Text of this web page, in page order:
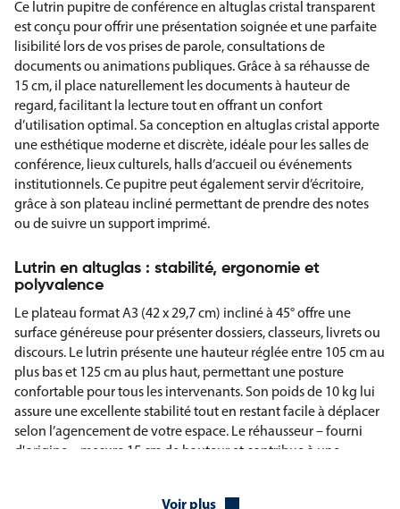
Ce lutrin pupitre de conférence en altuglas cristal transparent
est conçu pour offrir une présentation soignée et une parfaite
lisibilité lors de vos prises de parole, consultations de
documents ou animations publiques. Grâce à sa réhausse de
15 cm, il place naturellement les documents à hauteur de
regard, facilitant la lecture tout en offrant un confort
d’utilisation optimal. Sa conception en altuglas cristal apporte
une esthétique moderne et discrète, idéale pour les salles de
conférence, lieux culturels, halls d’accueil ou événements
institutionnels. Ce pupitre peut également servir d’écritoire,
grâce à son plateau incliné permettant de prendre des notes
ou de suivre un support imprimé.
Lutrin en altuglas : stabilité, ergonomie et
polyvalence
Le plateau format A3 (42 x 29,7 cm) incliné à 45° offre une
surface généreuse pour présenter dossiers, classeurs, livrets ou
discours. Le lutrin présente une hauteur réglée entre 105 cm au
plus bas et 125 cm au plus haut, permettant une posture
confortable pour tous les intervenants. Son poids de 10 kg lui
assure une excellente stabilité tout en restant facile à déplacer
selon l’agencement de votre espace. Le réhausseur – fourni
d'origine – mesure 15 cm de hauteur et contribue à une
Voir plus